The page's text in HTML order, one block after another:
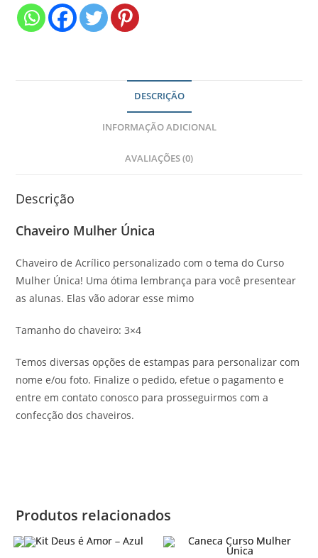
DESCRIÇÃO
INFORMAÇÃO ADICIONAL
AVALIAÇÕES (0)
Descrição
Chaveiro Mulher Única
Chaveiro de Acrílico personalizado com o tema do Curso
Mulher Única! Uma ótima lembrança para você presentear
as alunas. Elas vão adorar esse mimo
Tamanho do chaveiro: 3×4
Temos diversas opções de estampas para personalizar com
nome e/ou foto. Finalize o pedido, efetue o pagamento e
entre em contato conosco para prosseguirmos com a
confecção dos chaveiros.
Produtos relacionados